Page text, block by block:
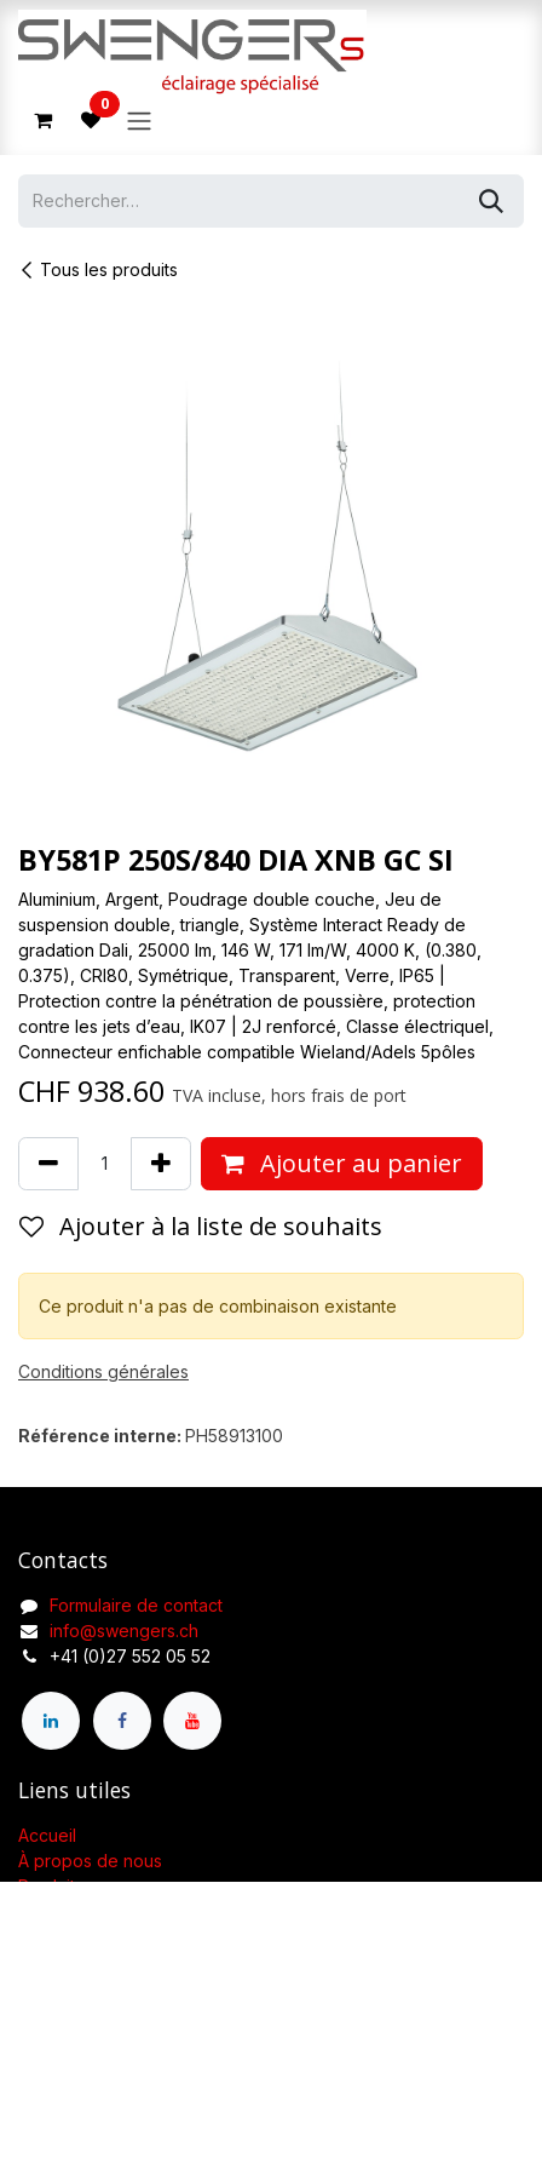
Se rendre au contenu
0
Tous les produits
BY581P 250S/840 DIA XNB GC SI
Aluminium, Argent, Poudrage double couche, Jeu de
suspension double, triangle, Système Interact Ready de
gradation Dali, 25000 lm, 146 W, 171 lm/W, 4000 K, (0.380,
0.375), CRI80, Symétrique, Transparent, Verre, IP65 |
Protection contre la pénétration de poussière, protection
contre les jets d’eau, IK07 | 2J renforcé, Classe électriqueI,
Connecteur enfichable compatible Wieland/Adels 5pôles
CHF 938.60 TVA incluse, hors frais de port
Ajouter au panier
Ajouter à la liste de souhaits
Ce produit n'a pas de combinaison existante
Conditions générales
Référence interne: PH58913100
Contacts
Formulaire de contact
info@swengers.ch
+41 (0)27 552 05 52
Liens utiles
Accueil
À propos de nous
Produits